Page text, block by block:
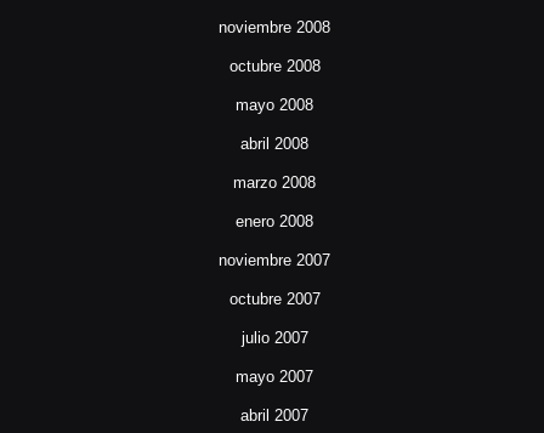
noviembre 2008
octubre 2008
mayo 2008
abril 2008
marzo 2008
enero 2008
noviembre 2007
octubre 2007
julio 2007
mayo 2007
abril 2007